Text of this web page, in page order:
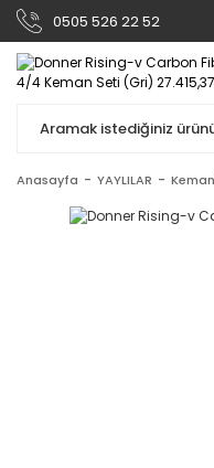
0505 526 22 52
Anasayfa YAYLILAR